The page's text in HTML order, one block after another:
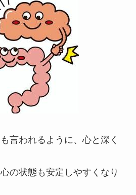
言われるように、心と深く
の状態も安定しやすくなり